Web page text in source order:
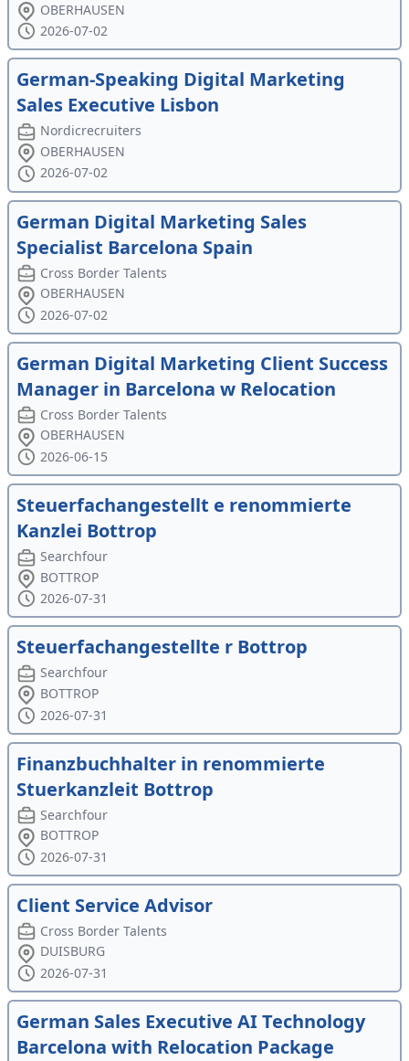
OBERHAUSEN
2026-07-02
German-Speaking Digital Marketing
Sales Executive Lisbon
Nordicrecruiters
OBERHAUSEN
2026-07-02
German Digital Marketing Sales
Specialist Barcelona Spain
Cross Border Talents
OBERHAUSEN
2026-07-02
German Digital Marketing Client Success
Manager in Barcelona w Relocation
Cross Border Talents
OBERHAUSEN
2026-06-15
Steuerfachangestellt e renommierte
Kanzlei Bottrop
Searchfour
BOTTROP
2026-07-31
Steuerfachangestellte r Bottrop
Searchfour
BOTTROP
2026-07-31
Finanzbuchhalter in renommierte
Stuerkanzleit Bottrop
Searchfour
BOTTROP
2026-07-31
Client Service Advisor
Cross Border Talents
DUISBURG
2026-07-31
German Sales Executive AI Technology
Barcelona with Relocation Package